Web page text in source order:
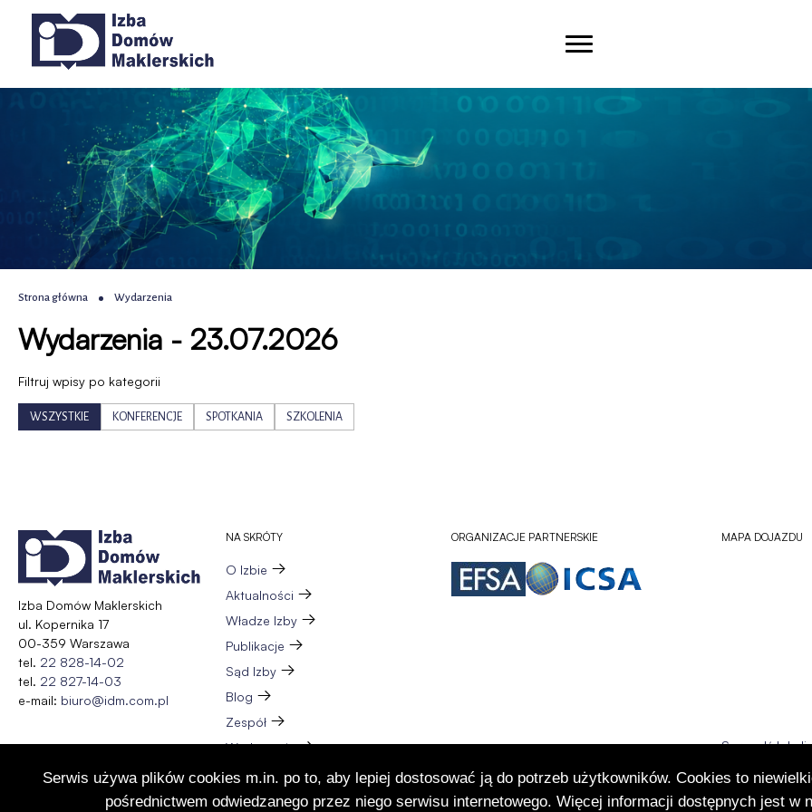
Serwis używa plików cookies m.in. po to, aby lepiej dostosować ją do potrzeb użytkowników. Cookies to
pośrednictwem odwiedzanego przez niego serwisu internetowego. Więcej informacji dostępnych jest w
Wydarzenia
Izba
Domów
Maklerskich
Przejdź
głównego
Przejdź
Przejdź
wyszukiwania
Przejdź
nawigacja
Ścieżka
nawigacyjna
Strona główna Wydarzenia
Wydarzenia - 23.07.2026
Filtruj wpisy po kategorii
WSZYSTKIE KONFERENCJE SPOTKANIA SZKOLENIA
Izba Domów Maklerskich
ul. Kopernika 17
00-359 Warszawa
tel. 22 828-14-02
tel. 22 827-14-03
e-mail: biuro@idm.com.pl
NA SKRÓTY
O Izbie
Aktualności
Władze Izby
Publikacje
Sąd Izby
Blog
Zespół
Wydarzenia
Członkostwo
Kontakt
ORGANIZACJE PARTNERSKIE MAPA DOJAZDU
Sprawdź
się
w
nowej